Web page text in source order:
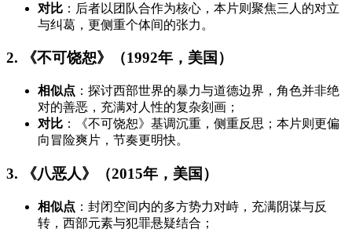
对比 ：后者以团队合作为核心，本片则聚焦三人的对立
与纠葛，更侧重个体间的张力。
2. 《不可饶恕》（1992年，美国）
相似点 ：探讨西部世界的暴力与道德边界，角色并非绝
对的善恶，充满对人性的复杂刻画；
对比 ：《不可饶恕》基调沉重，侧重反思；本片则更偏
向冒险爽片，节奏更明快。
3. 《八恶人》（2015年，美国）
相似点 ：封闭空间内的多方势力对峙，充满阴谋与反
转，西部元素与犯罪悬疑结合；